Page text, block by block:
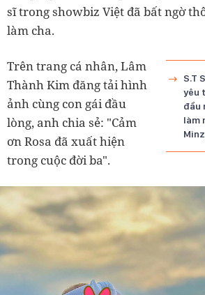
sĩ trong showbiz Việt đã bất ngờ
làm cha.
S.T
yêu
đầu
làm
Trên trang cá nhân, Lâm
Thành Kim đăng tải hình
ảnh cùng con gái đầu
lòng, anh chia sẻ: "Cảm
ơn Rosa đã xuất hiện
trong cuộc đời ba".